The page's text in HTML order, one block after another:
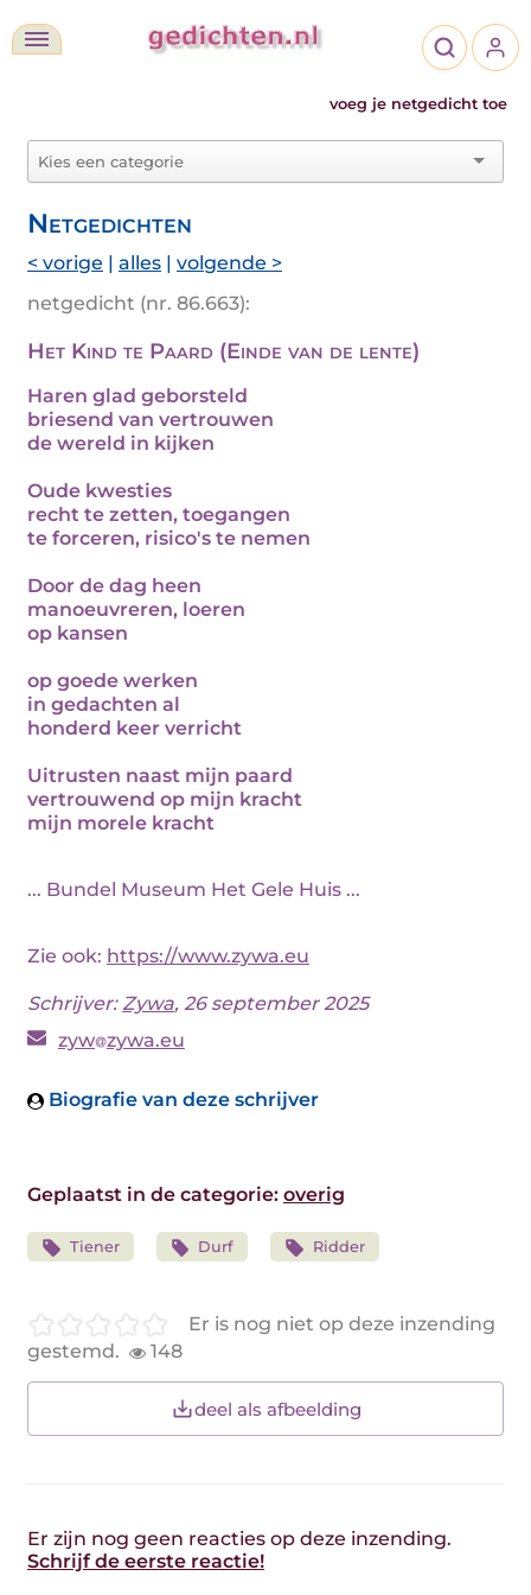
voeg je netgedicht toe
Netgedichten
< vorige | alles | volgende >
netgedicht (nr. 86.663):
Het Kind te Paard (Einde van de lente)
Haren glad geborsteld
briesend van vertrouwen
de wereld in kijken
Oude kwesties
recht te zetten, toegangen
te forceren, risico's te nemen
Door de dag heen
manoeuvreren, loeren
op kansen
op goede werken
in gedachten al
honderd keer verricht
Uitrusten naast mijn paard
vertrouwend op mijn kracht
mijn morele kracht
... Bundel Museum Het Gele Huis ...
Zie ook: https://www.zywa.eu
Schrijver:Zywa, 26 september 2025
zyw zywa.eu
Biografie van deze schrijver
Geplaatst in de categorie: overig
Tiener Durf Ridder
Er is nog niet op deze inzending
gestemd.
148
deel als afbeelding
Er zijn nog geen reacties op deze inzending.
Schrijf de eerste reactie!